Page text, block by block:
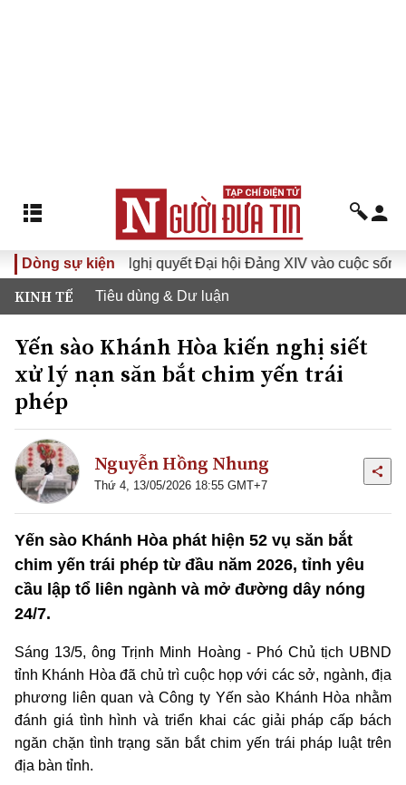
Dòng sự kiện
Đưa Nghị quyết Đại hội Đảng XIV vào cuộc sống
KINH TẾ Tiêu dùng & Dư luận
Yến sào Khánh Hòa kiến nghị siết
xử lý nạn săn bắt chim yến trái
phép
Nguyễn Hồng Nhung
Thứ 4, 13/05/2026 18:55 GMT+7
Yến sào Khánh Hòa phát hiện 52 vụ săn bắt
chim yến trái phép từ đầu năm 2026, tỉnh yêu
cầu lập tổ liên ngành và mở đường dây nóng
24/7.
Sáng 13/5, ông Trịnh Minh Hoàng -Phó Chủ tịch UBND
tỉnh Khánh Hòa đã chủ trì cuộc họp với các sở, ngành, địa
phương liên quan và Công ty Yến sào Khánh Hòa nhằm
đánh giá tình hình và triển khai các giải pháp cấp bách
ngăn chặn tình trạng săn bắt chim yến trái pháp luật trên
địa bàn tỉnh.